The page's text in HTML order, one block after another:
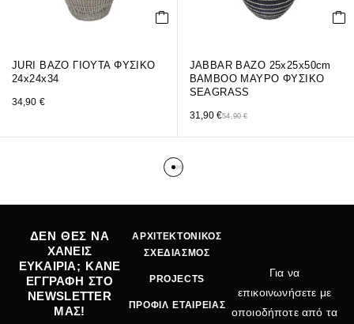
JURI ΒΑΖΟ ΓΙΟΥΤΑ ΦΥΣΙΚΟ
24x24x34
34,90 €
JABBAR ΒΑΖΟ 25x25x50cm
BAMBOO ΜΑΥΡΟ ΦΥΣΙΚΟ
SEAGRASS
54,90€
31,90€
ΔΕΝ ΘΕΣ ΝΑ
ΧΑΝΕΙΣ
ΕΥΚΑΙΡΙΑ; ΚΑΝΕ
ΕΓΓΡΑΦΗ ΣΤΟ
NEWSLETTER
ΜΑΣ!
ΑΡΧΙΤΕΚΤΟΝΙΚΟΣ
ΣΧΕΔΙΑΣΜΟΣ
PROJECTS
ΠΡΟΦΙΛ ΕΤΑΙΡΕΙΑΣ
Για να
επικοινωνήσετε με
οποιοδήποτε από τα